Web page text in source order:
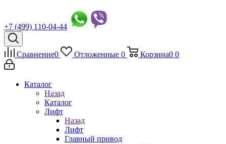
+7 (499) 110-04-44
Сравнение0 Отложенные 0 Корзина0 0
Каталог
Назад
Каталог
Лифт
Назад
Лифт
Главный привод